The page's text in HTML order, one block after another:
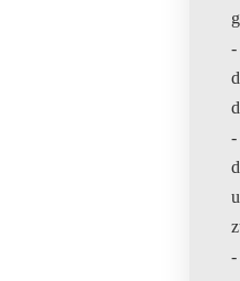
-
-
-